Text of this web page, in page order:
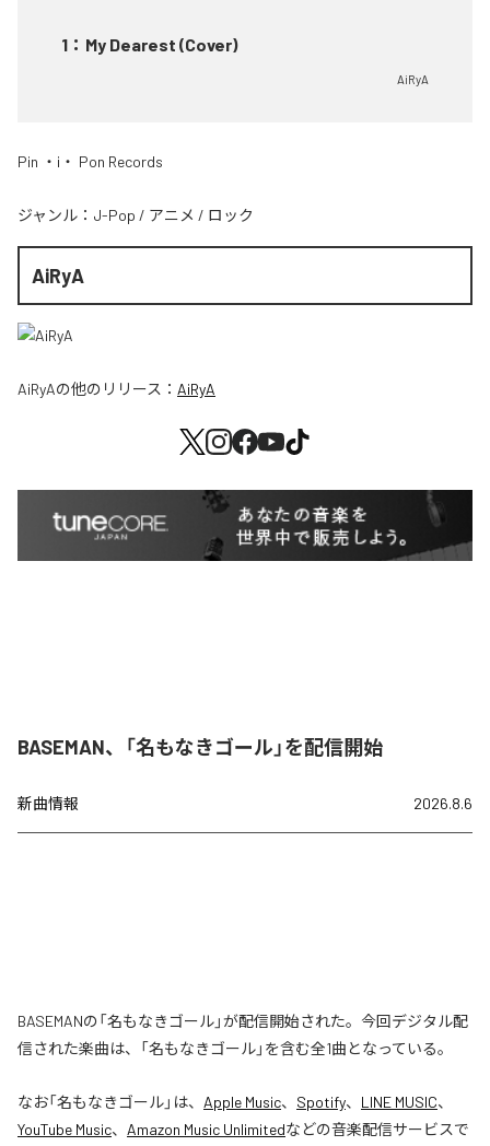
1 ： My Dearest (Cover)
AiRyA
Pin ・i・ Pon Records
ジャンル： J-Pop / アニメ / ロック
AiRyA
AiRyAの他のリリース： AiRyA
BASEMAN、「名もなきゴール」を配信開始
新曲情報 2026.8.6
BASEMANの「名もなきゴール」が配信開始された。今回デジタル配
信された楽曲は、「名もなきゴール」を含む全1曲となっている。
なお「名もなきゴール」は、 Apple Music、 Spotify、 LINE MUSIC、
YouTube Music、 Amazon Music Unlimitedなどの音楽配信サービスで